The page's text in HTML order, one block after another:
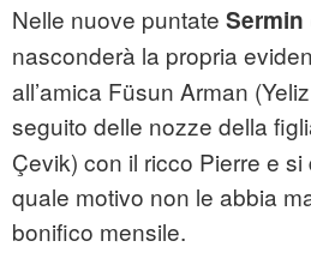
Nelle nuove puntate Sermin
nasconderà la propria
all’amica Füsun Arman
seguito delle nozze della
Çevik) con il ricco Pierre e
quale motivo non le abbia
bonifico mensile.